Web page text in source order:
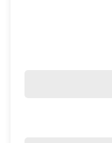
کمی تغییر
و مغز ما را